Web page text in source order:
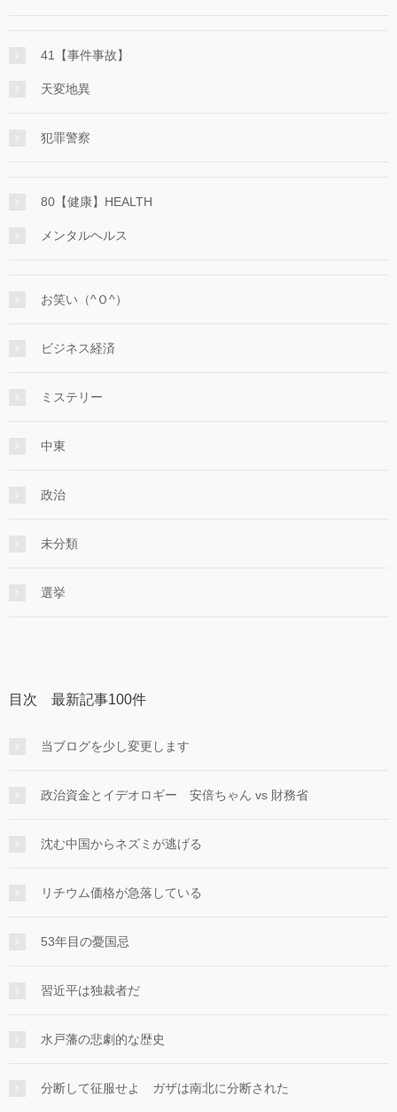
41【事件事故】
天変地異
犯罪警察
80【健康】HEALTH
メンタルヘルス
お笑い（^Ｏ^）
ビジネス経済
ミステリー
中東
政治
未分類
選挙
目次 最新記事100件
当ブログを少し変更します
政治資金とイデオロギー 安倍ちゃん vs 財務省
沈む中国からネズミが逃げる
リチウム価格が急落している
53年目の憂国忌
習近平は独裁者だ
水戸藩の悲劇的な歴史
分断して征服せよ ガザは南北に分断された